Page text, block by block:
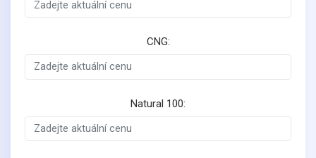
CNG:
Natural 100: